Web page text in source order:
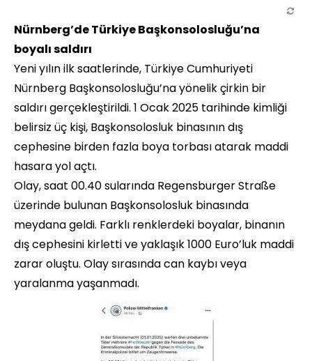
Nürnberg’de Türkiye Başkonsolosluğu’na
boyalı saldırı
Yeni yılın ilk saatlerinde, Türkiye Cumhuriyeti
Nürnberg Başkonsolosluğu’na yönelik çirkin bir
saldırı gerçekleştirildi. 1 Ocak 2025 tarihinde kimliği
belirsiz üç kişi, Başkonsolosluk binasının dış
cephesine birden fazla boya torbası atarak maddi
hasara yol açtı.
Olay, saat 00.40 sularında Regensburger Straße
üzerinde bulunan Başkonsolosluk binasında
meydana geldi. Farklı renklerdeki boyalar, binanın
dış cephesini kirletti ve yaklaşık 1000 Euro’luk maddi
zarar oluştu. Olay sırasında can kaybı veya
yaralanma yaşanmadı.